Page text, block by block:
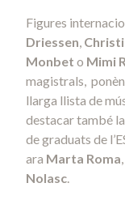
Figures
Driessen,
Monbet o Mimi
magistrals,
llarga llista de
destacar també
de graduats de
ara Marta Roma,
Nolasc.